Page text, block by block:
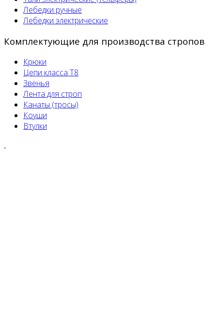
Лебедки ручные
Лебедки электрические
Комплектующие для производства стропов
Крюки
Цепи класса Т8
Звенья
Лента для строп
Канаты (тросы)
Коуши
Втулки